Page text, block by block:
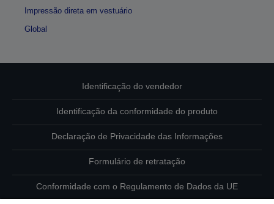
Impressão direta em vestuário
Global
Identificação do vendedor
Identificação da conformidade do produto
Declaração de Privacidade das Informações
Formulário de retratação
Conformidade com o Regulamento de Dados da UE